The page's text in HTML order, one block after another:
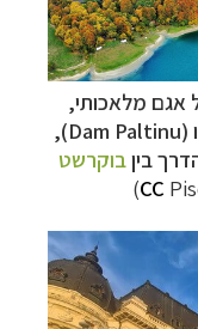
אגם מלאכותי,
(
Dam Paltinu
),
ביןבוקרשט
CC
לחצו לרשימת היעדים »
לחצו לרשימת היעדים »
היעדים »